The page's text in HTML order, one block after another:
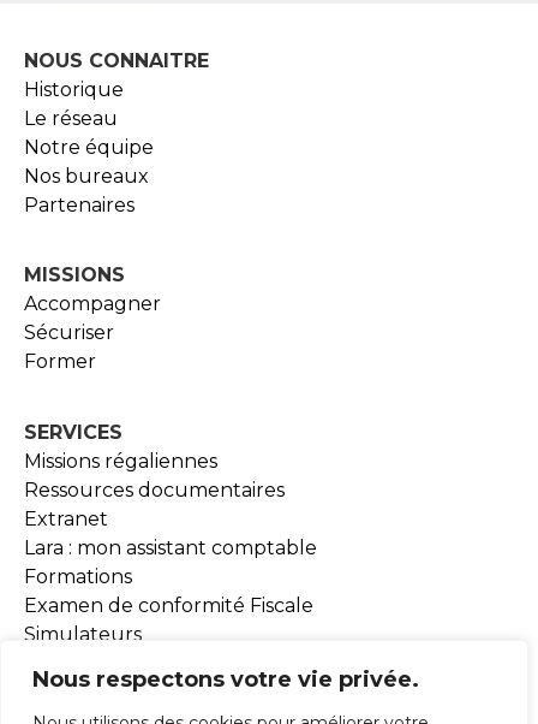
Nous respectons votre vie privée.
NOUS CONNAITRE
Historique
Le réseau
Notre équipe
Nos bureaux
Partenaires
MISSIONS
Accompagner
Sécuriser
Former
SERVICES
Missions régaliennes
Ressources documentaires
Extranet
Lara : mon assistant comptable
Formations
Examen de conformité Fiscale
Simulateurs